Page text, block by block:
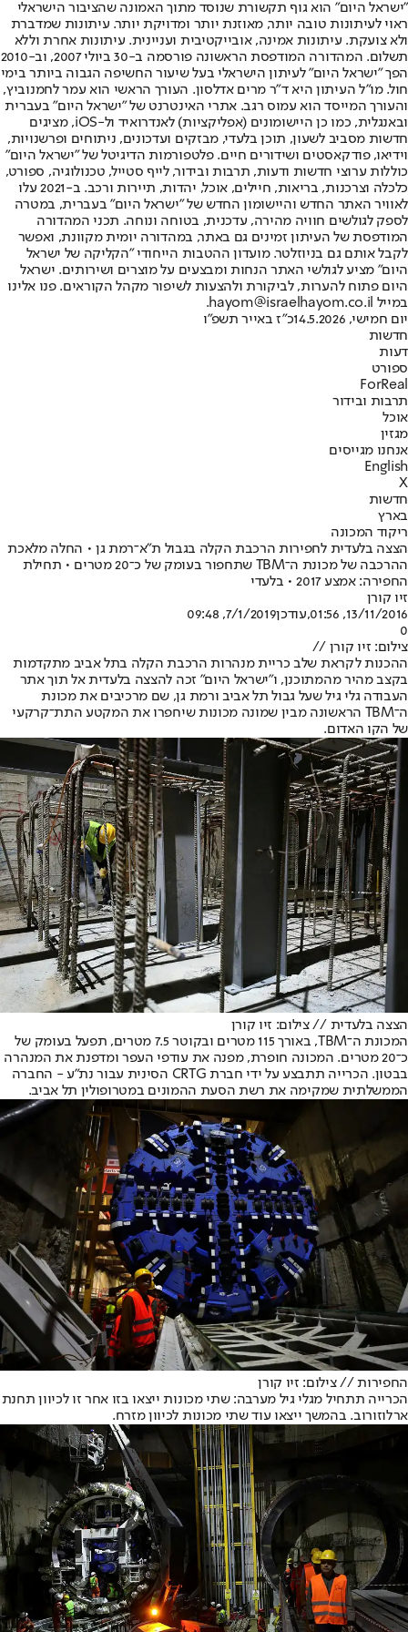
"ישראל היום" הוא גוף תקשורת שנוסד מתוך האמונה שהציבור הישראלי
ראוי לעיתונות טובה יותר, מאוזנת יותר ומדויקת יותר. עיתונות שמדברת
ולא צועקת. עיתונות אמינה, אובייקטיבית ועניינית. עיתונות אחרת וללא
תשלום. המהדורה המודפסת הראשונה פורסמה ב-30 ביולי 2007, וב-2010
הפך "ישראל היום" לעיתון הישראלי בעל שיעור החשיפה הגבוה ביותר בימי
חול. מו"ל העיתון היא ד"ר מרים אדלסון. העורך הראשי הוא עמר לחמנוביץ,
והעורך המייסד הוא עמוס רגב. אתרי האינטרנט של "ישראל היום" בעברית
ובאנגלית, כמו כן היישומונים (אפליקציות) לאנדרואיד ול-iOS, מציגים
חדשות מסביב לשעון, תוכן בלעדי, מבזקים ועדכונים, ניתוחים ופרשנויות,
וידיאו, פודקאסטים ושידורים חיים. פלטפורמות הדיגיטל של "ישראל היום"
כוללות ערוצי חדשות ודעות, תרבות ובידור, לייף סטייל, טכנולוגיה, ספורט,
כלכלה וצרכנות, בריאות, חיילים, אוכל, יהדות, תיירות ורכב. ב-2021 עלו
לאוויר האתר החדש והיישומון החדש של "ישראל היום" בעברית, במטרה
לספק לגולשים חוויה מהירה, עדכנית, בטוחה ונוחה. תכני המהדורה
המודפסת של העיתון זמינים גם באתר, במהדורה יומית מקוונת, ואפשר
לקבל אותם גם בניוזלטר. מועדון ההטבות הייחודי "הקליקה של ישראל
היום" מציע לגולשי האתר הנחות ומבצעים על מוצרים ושירותים. ישראל
היום פתוח להערות, לביקורת ולהצעות לשיפור מקהל הקוראים. פנו אלינו
במייל hayom@israelhayom.co.il.
יום חמישי, 14.5.2026
כ"ז באייר תשפ"ו
חדשות
דעות
ספורט
ForReal
תרבות ובידור
אוכל
מגזין
אנחנו מגייסים
English
X
חדשות
בארץ
ריקוד המכונה
הצצה בלעדית לחפירות הרכבת הקלה בגבול ת"א־רמת גן • החלה מלאכת
ההרכבה של מכונת ה־TBM שתחפור בעומק של כ־20 מטרים • תחילת
החפירה: אמצע 2017 • בלעדי
זיו קורן
13/11/2016, 01:56
,עודכן7/1/2019, 09:48
0
צילום: זיו קורן //
ההכנות לקראת שלב כריית מנהרות הרכבת הקלה בתל אביב מתקדמות
בקצב מהיר מהמתוכנן, ו"ישראל היום" זכה להצצה בלעדית אל תוך אתר
העבודה גלי גיל שעל גבול תל אביב ורמת גן, שם מרכיבים את מכונת
ה־TBM הראשונה מבין שמונה מכונות שיחפרו את המקטע התת־קרקעי
של הקו האדום.
הצצה בלעדית // צילום: זיו קורן
המכונת ה־TBM, באורך 115 מטרים ובקוטר 7.5 מטרים, תפעל בעומק של
כ־20 מטרים. המכונה חופרת, מפנה את עודפי העפר ומדפנת את המנהרה
בבטון. הכרייה תתבצע על ידי חברת CRTG הסינית עבור נת"ע - החברה
הממשלתית שמקימה את רשת הסעת ההמונים במטרופולין תל אביב.
החפירות // צילום: זיו קורן
הכרייה תתחיל מגלי גיל מערבה: שתי מכונות ייצאו בזו אחר זו לכיוון תחנת
ארלוזורוב. בהמשך ייצאו עוד שתי מכונות לכיוון מזרח.